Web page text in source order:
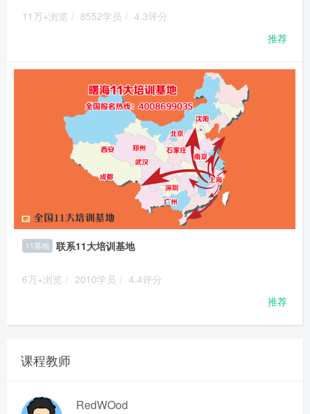
11万+浏览 / 8552学员 / 4.3评分
推荐
11基地 联系11大培训基地
6万+浏览 / 2010学员 / 4.4评分
推荐
课程教师
RedWOod